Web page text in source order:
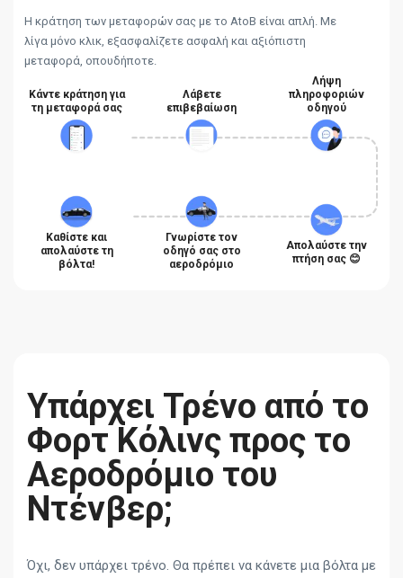
Η κράτηση των μεταφορών σας με το AtoB είναι απλή. Με
λίγα μόνο κλικ, εξασφαλίζετε ασφαλή και αξιόπιστη
μεταφορά, οπουδήποτε.
Κάντε κράτηση για
τη μεταφορά σας
Λάβετε
επιβεβαίωση
Λήψη
πληροφοριών
οδηγού
Καθίστε και
απολαύστε τη
βόλτα!
Γνωρίστε τον
οδηγό σας στο
αεροδρόμιο
Απολαύστε την
πτήση σας 😊
Υπάρχει Τρένο από το
Φορτ Κόλινς προς το
Αεροδρόμιο του
Ντένβερ;
Όχι, δεν υπάρχει τρένο. Θα πρέπει να κάνετε μια βόλτα με